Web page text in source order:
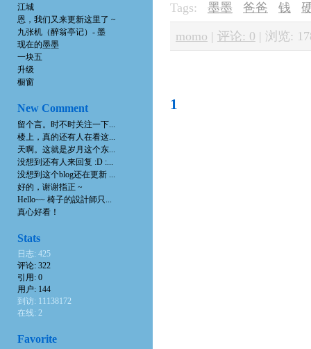
Tags: 墨墨 爸爸 钱
momo | 评论: 0 | 浏览:
1
江城
恩，我们又来更新这里了 ~
九张机（醉翁亭记）- 墨
现在的墨墨
一块五
升级
橱窗
New Comment
留个言。时不时关注一下...
楼上，真的还有人在看这...
天啊。这就是岁月这个东...
没想到还有人来回复 :D :...
没想到这个blog还在更新 ...
好的，谢谢指正 ~
Hello~~ 椅子的設計師只...
真心好看！
Stats
日志: 425
评论: 322
引用: 0
用户: 144
到访: 11138172
在线: 2
Favorite